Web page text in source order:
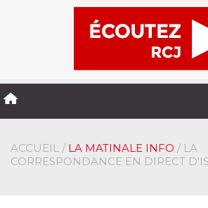
ACCUEIL / LA MATINALE INFO / LA
CORRESPONDANCE EN DIRECT